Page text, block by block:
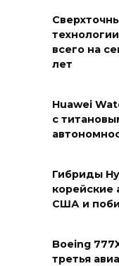
всего на
лет
Huawei
с
Гибриды
корейские
США и
Boeing
третья